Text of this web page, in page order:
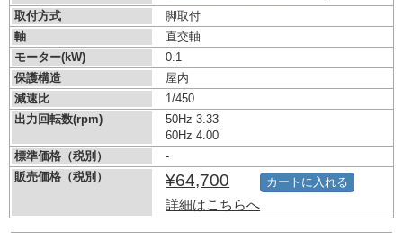
取付方式
脚取付
軸
直交軸
モーター(kW)
0.1
保護構造
屋内
減速比
1/450
出力回転数(rpm)
50Hz 3.33
60Hz 4.00
標準価格（税別）
-
販売価格（税別）
¥64,700
詳細はこちらへ
カートに入れる